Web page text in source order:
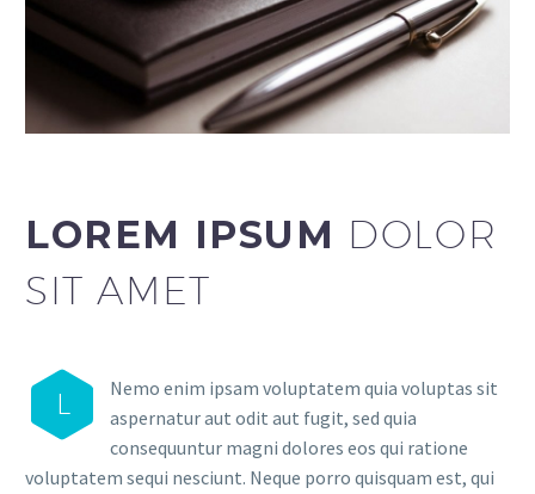
LOREM IPSUM DOLOR
SIT AMET
L
Nemo enim ipsam voluptatem quia voluptas sit
aspernatur aut odit aut fugit, sed quia
consequuntur magni dolores eos qui ratione
voluptatem sequi nesciunt. Neque porro quisquam est, qui